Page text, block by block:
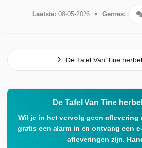
Laatste: 08-05-2026 Genres:
De Tafel Van Tine
De Tafel Van Tine
Wil je in het vervolg geen aflevering
gratis een alarm in en ontvang een
afleveringen zijn.